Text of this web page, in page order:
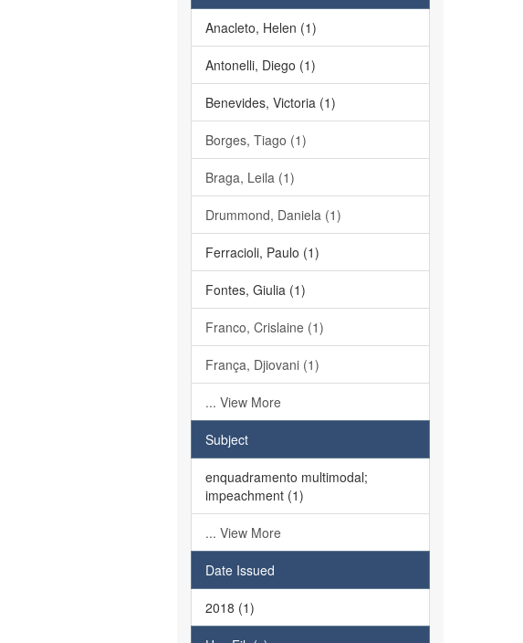
Anacleto, Helen (1)
Antonelli, Diego (1)
Benevides, Victoria (1)
Borges, Tiago (1)
Braga, Leila (1)
Drummond, Daniela (1)
Ferracioli, Paulo (1)
Fontes, Giulia (1)
Franco, Crislaine (1)
França, Djiovani (1)
... View More
Subject
enquadramento multimodal;
impeachment (1)
... View More
Date Issued
2018 (1)